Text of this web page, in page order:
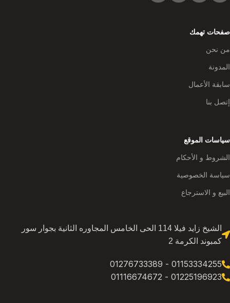
صفحات تهمك
من نحن
المدونة
سابقة الأعمال
إتصل بنا
سياسات الموقع
الشروط و الأحكام
سياسة الخصوصية
البيع و الاسترجاع
الشيخ زايد فيلا 114 الحى الخامس المجاوره الثانية بجوار سور
كمبوند الكرمة 2
01153334255 - 01276733389
01225196923 - 01116674672